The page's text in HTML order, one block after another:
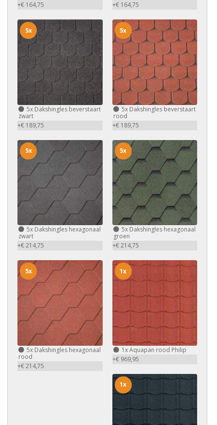
+€ 164,75
+€ 164,75
5x Dakshingles beverstaart
zwart
+€ 189,75
5x
5xDakshingles beverstaart
rood
+€ 189,75
5x
5x Dakshingles hexagonaal
zwart
+€ 214,75
5x
5xDakshingles hexagonaal
groen
+€ 214,75
5x
5x Dakshingles hexagonaal
rood
+€ 214,75
5x
1xAquapan rood Philip
+€ 969,95
1x
1x